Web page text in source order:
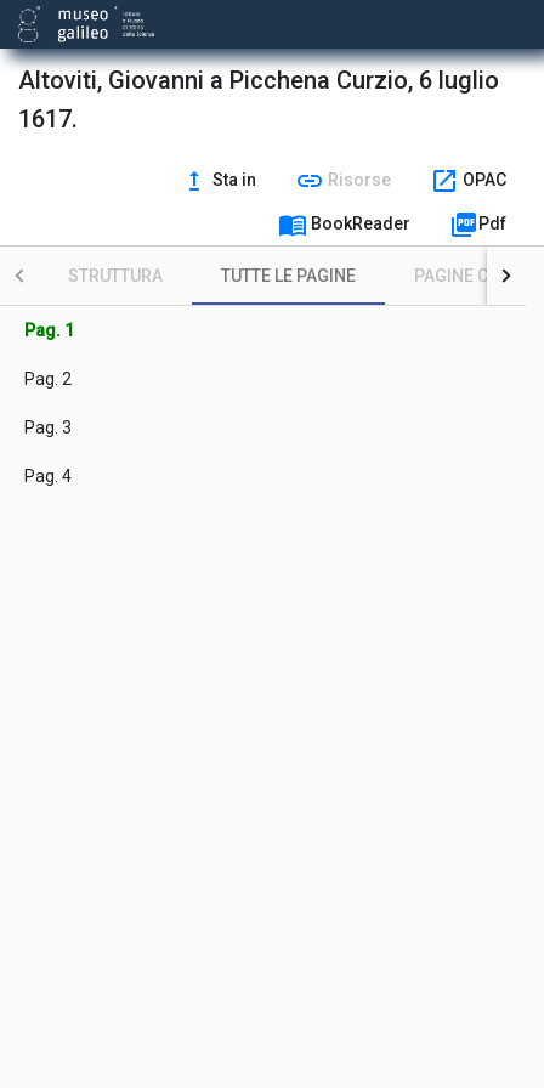
Altoviti, Giovanni a Picchena Curzio, 6 luglio
1617.
upgrade Sta in link Risorse open_in_new OPAC
menu_book BookReader picture_as_pdf Pdf
STRUTTURA TUTTE LE PAGINE PAGINE CON
Pag. 1
Pag. 2
Pag. 3
Pag. 4